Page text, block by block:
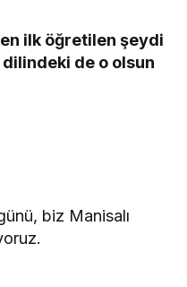
ilk öğretilen şeydi
de o olsun
biz Manisalı